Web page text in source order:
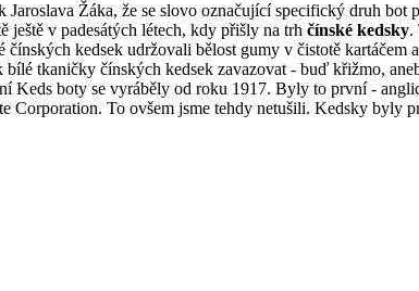
Jaroslava Žáka, že se slovo označující specifický druh bot
ještě v padesátých létech, kdy přišly na trh čínské kedsky.
čínských kedsek udržovali bělost gumy v čistotě
tkaničky čínských kedsek zavazovat - buď křižmo,
Keds boty se vyráběly od roku 1917. Byly to první -
Corporation. To ovšem jsme tehdy netušili. Kedsky byly